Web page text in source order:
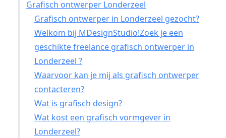
Grafisch ontwerper Londerzeel
Grafisch ontwerper in Londerzeel gezocht?
Welkom bij MDesignStudio!Zoek je een
geschikte freelance grafisch ontwerper in
Londerzeel ?
Waarvoor kan je mij als grafisch ontwerper
contacteren?
Wat is grafisch design?
Wat kost een grafisch vormgever in
Londerzeel?